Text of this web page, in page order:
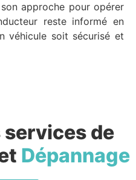
approche pour opérer
reste informé en
véhicule soit sécurisé et
services de
Dépannage